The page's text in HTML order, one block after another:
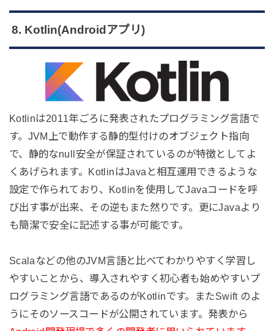
8. Kotlin(Androidアプリ)
Kotlinは2011年ごろに発表されたプログラミング言語で
す。JVM上で動作する静的型付けのオブジェクト指向
で、静的なnull安全が保証されているのが特徴としてよ
くあげられます。KotlinはJavaと相互運用できるような
設定で作られており、Kotlinを使用してJavaコードを呼
び出す事が出来、その逆もまた然りです。更にJavaより
も簡潔で安全に記述する事が可能です。
Scalaなどの他のJVM言語と比べてわかりやすく学習し
やすいことから、導入されやすく初心者も始めやすいプ
ログラミング言語であるのがKotlinです。またSwift のよ
うにそのソースコードが公開されています。発表から